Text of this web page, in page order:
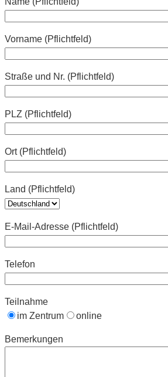
Vorname (Pflichtfeld)
Straße und Nr. (Pflichtfeld)
PLZ (Pflichtfeld)
Ort (Pflichtfeld)
Land (Pflichtfeld)
E-Mail-Adresse (Pflichtfeld)
Telefon
Teilnahme
im Zentrum
online
Bemerkungen